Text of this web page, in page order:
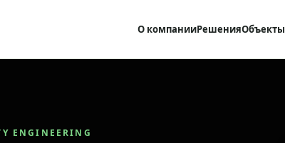
О компанииРешенияОбъекты
ENGINEERING